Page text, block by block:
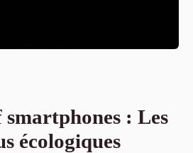
: Les
écologiques